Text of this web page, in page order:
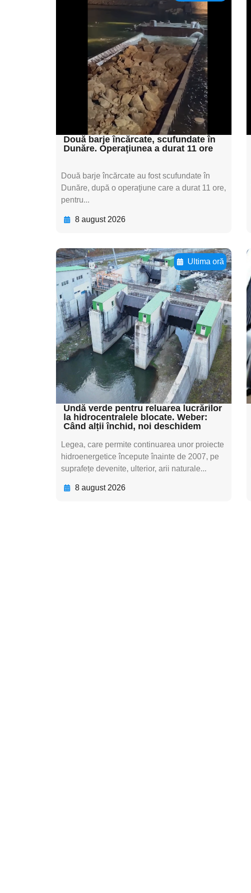
Adaugă aici textul
pentru
subtitluAdaugă aici
textul pentru
subtitluAdaugă aici
textul pentru
subtitluAdaugă aici
textul pentru subti
Două barje încărcate, scufundate în
Dunăre. Operaţiunea a durat 11 ore
Două barje încărcate au fost scufundate în
Dunăre, după o operaţiune care a durat 11 ore,
pentru...
8 august 2026
Ultima oră
Adaugă aici textul
pentru
subtitluAdaugă aici
textul pentru
subtitluAdaugă aici
textul pentru
subtitluAdaugă aici
textul pentru subti
Undă verde pentru reluarea lucrărilor
la hidrocentralele blocate. Weber:
Când alții închid, noi deschidem
Legea, care permite continuarea unor proiecte
hidroenergetice începute înainte de 2007, pe
suprafețe devenite, ulterior, arii naturale...
8 august 2026